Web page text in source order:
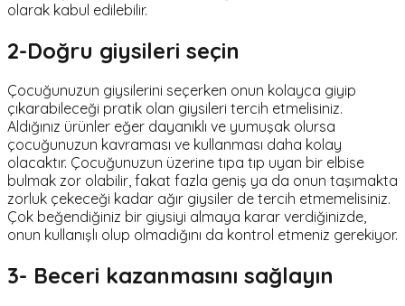
olarak kabul edilebilir.
2-Doğru giysileri seçin
Çocuğunuzun giysilerini seçerken onun kolayca giyip
çıkarabileceği pratik olan giysileri tercih etmelisiniz.
Aldığınız ürünler eğer dayanıklı ve yumuşak olursa
çocuğunuzun kavraması ve kullanması daha kolay
olacaktır. Çocuğunuzun üzerine tıpa tıp uyan bir elbise
bulmak zor olabilir, fakat fazla geniş ya da onun taşımakta
zorluk çekeceği kadar ağır giysiler de tercih etmemelisiniz.
Çok beğendiğiniz bir giysiyi almaya karar verdiğinizde,
onun kullanışlı olup olmadığını da kontrol etmeniz gerekiyor.
3- Beceri kazanmasını sağlayın